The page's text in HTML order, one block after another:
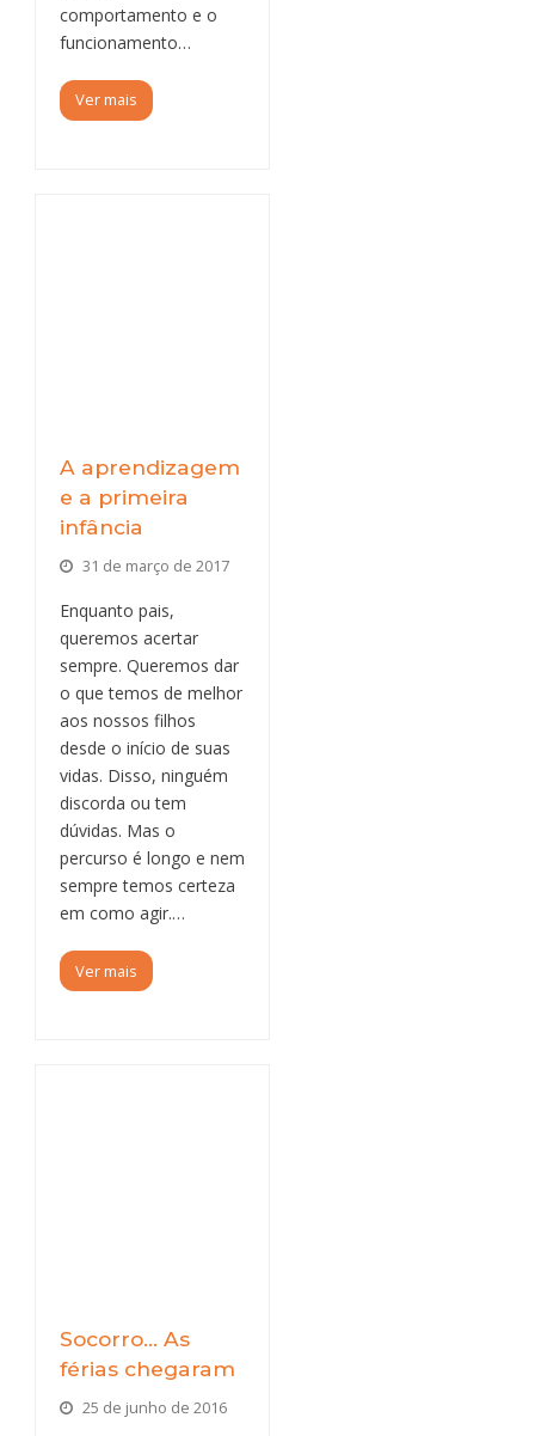
comportamento e o
funcionamento…
Ver mais
A aprendizagem
e a primeira
infância
31 de março de 2017
Enquanto pais,
queremos acertar
sempre. Queremos dar
o que temos de melhor
aos nossos filhos
desde o início de suas
vidas. Disso, ninguém
discorda ou tem
dúvidas. Mas o
percurso é longo e nem
sempre temos certeza
em como agir.…
Ver mais
Socorro… As
férias chegaram
25 de junho de 2016